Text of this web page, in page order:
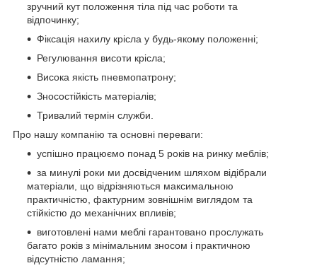
зручний кут положення тіла під час роботи та
відпочинку;
Фіксація нахилу крісла у будь-якому положенні;
Регулювання висоти крісла;
Висока якість пневмопатрону;
Зносостійкість матеріалів;
Тривалий термін служби.
Про нашу компанію та основні переваги:
успішно працюємо понад 5 років на ринку меблів;
за минулі роки ми досвідченим шляхом відібрали
матеріали, що відрізняються максимальною
практичністю, фактурним зовнішнім виглядом та
стійкістю до механічних впливів;
виготовлені нами меблі гарантовано прослужать
багато років з мінімальним зносом і практичною
відсутністю ламання;